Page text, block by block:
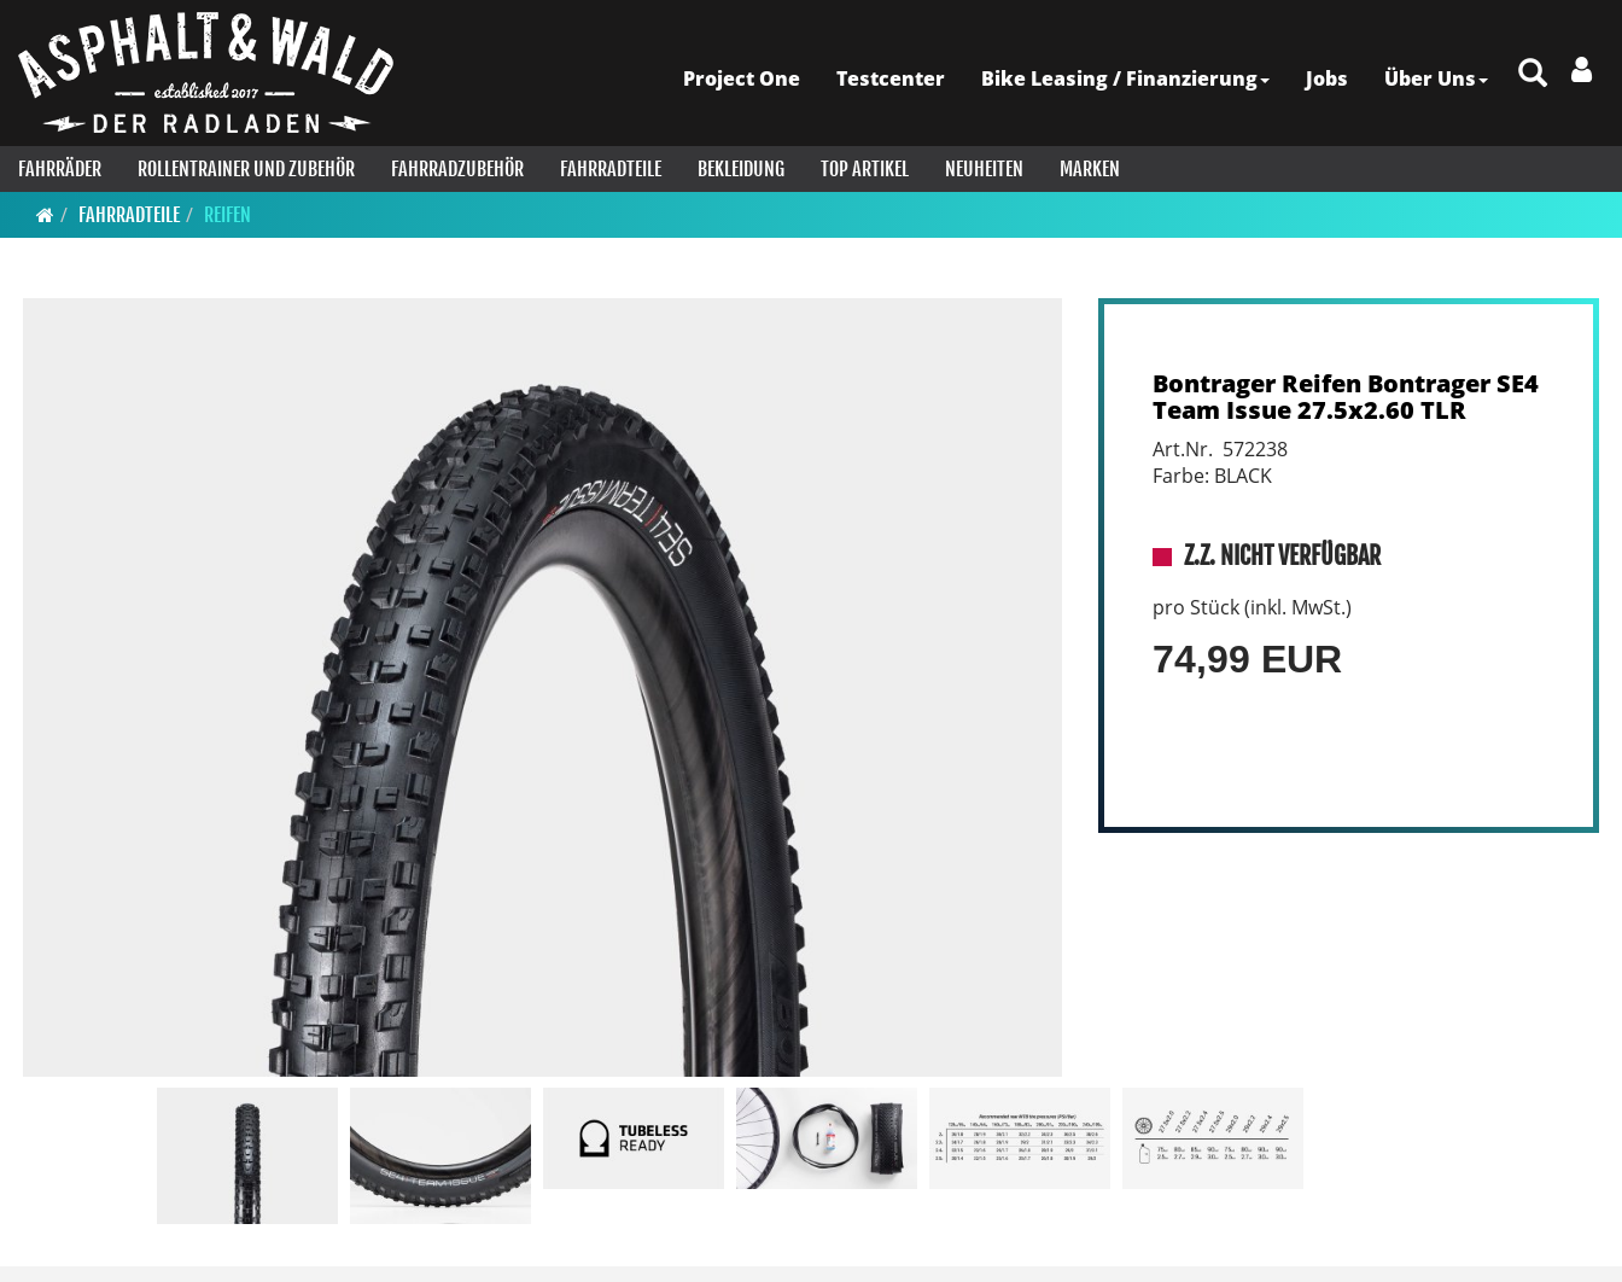
Project One Testcenter Bike Leasing / Finanzierung Jobs Über Uns
FAHRRÄDER ROLLENTRAINER UND ZUBEHÖR FAHRRADZUBEHÖR FAHRRADTEILE BEKLEIDUNG TOP ARTIKEL NEUHEITEN
MARKEN
FAHRRADTEILE
REIFEN
Bontrager Reifen Bontrager SE4
Team Issue 27.5x2.60 TLR
Art.Nr. 572238
Farbe: BLACK
Z.Z. NICHT VERFÜGBAR
pro Stück (inkl. MwSt.)
74,99 EUR